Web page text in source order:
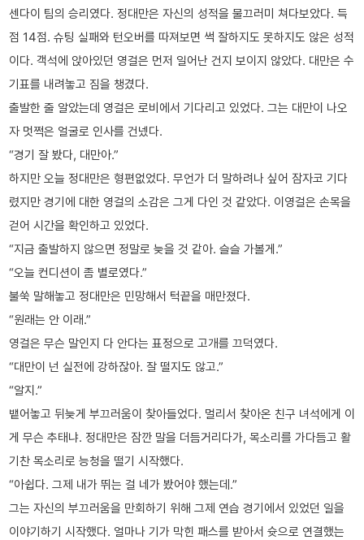
센다이 팀의 승리였다. 정대만은 자신의 성적을 물끄러미 쳐다보았다. 득
점 14점. 슈팅 실패와 턴오버를 따져보면 썩 잘하지도 못하지도 않은 성적
이다. 객석에 앉아있던 영걸은 먼저 일어난 건지 보이지 않았다. 대만은 수
기표를 내려놓고 짐을 챙겼다.
출발한 줄 알았는데 영걸은 로비에서 기다리고 있었다. 그는 대만이 나오
자 멋쩍은 얼굴로 인사를 건넸다.
“경기 잘 봤다, 대만아.”
하지만 오늘 정대만은 형편없었다. 무언가 더 말하려나 싶어 잠자코 기다
렸지만 경기에 대한 영걸의 소감은 그게 다인 것 같았다. 이영걸은 손목을
걷어 시간을 확인하고 있었다.
“지금 출발하지 않으면 정말로 늦을 것 같아. 슬슬 가볼게.”
“오늘 컨디션이 좀 별로였다.”
불쑥 말해놓고 정대만은 민망해서 턱끝을 매만졌다.
“원래는 안 이래.”
영걸은 무슨 말인지 다 안다는 표정으로 고개를 끄덕였다.
“대만이 넌 실전에 강하잖아. 잘 떨지도 않고.”
“알지.”
뱉어놓고 뒤늦게 부끄러움이 찾아들었다. 멀리서 찾아온 친구 녀석에게 이
게 무슨 추태냐. 정대만은 잠깐 말을 더듬거리다가, 목소리를 가다듬고 활
기찬 목소리로 능청을 떨기 시작했다.
“아쉽다. 그제 내가 뛰는 걸 네가 봤어야 했는데.”
그는 자신의 부끄러움을 만회하기 위해 그제 연습 경기에서 있었던 일을
이야기하기 시작했다. 얼마나 기가 막힌 패스를 받아서 슛으로 연결했는